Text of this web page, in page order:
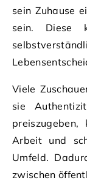
sein Zuhause
sein. Diese
Viele
sie
Arbeit und
Umfeld.
zwischen